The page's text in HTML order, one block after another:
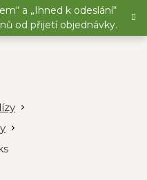
a „Ihned k odeslání“
od přijetí objednávky.